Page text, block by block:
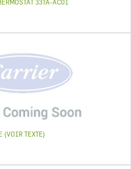
33TA-AC01
(VOIR TEXTE)